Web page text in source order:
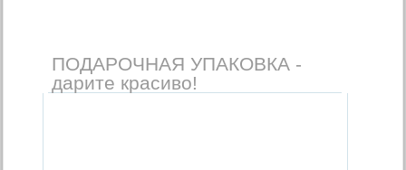
ПОДАРОЧНАЯ УПАКОВКА -
дарите красиво!